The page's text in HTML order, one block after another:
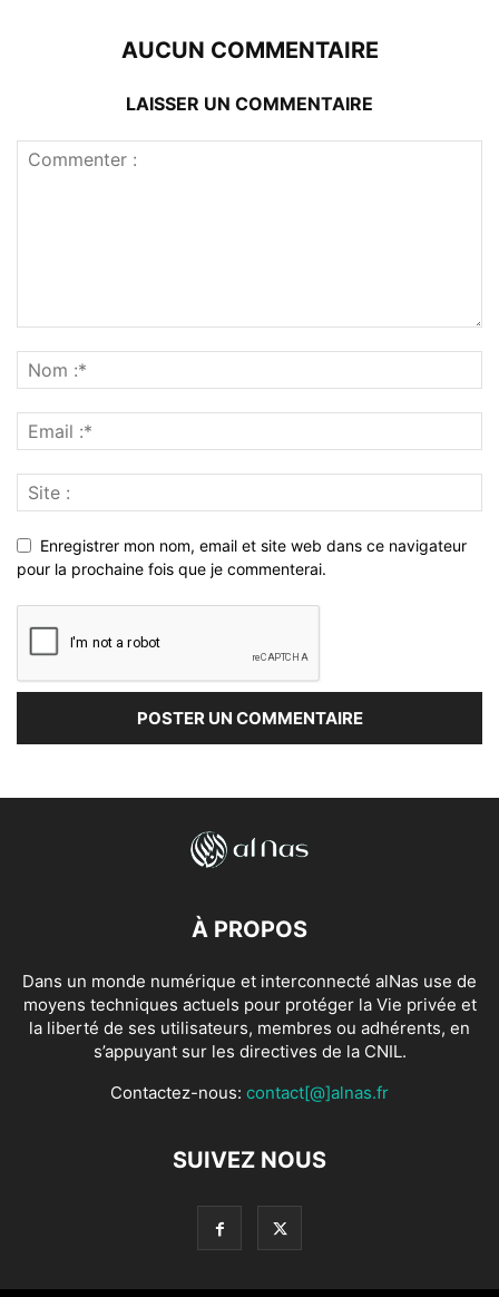
AUCUN COMMENTAIRE
LAISSER UN COMMENTAIRE
Enregistrer mon nom, email et site web dans ce navigateur
pour la prochaine fois que je commenterai.
À PROPOS
Dans un monde numérique et interconnecté alNas use de
moyens techniques actuels pour protéger la Vie privée et
la liberté de ses utilisateurs, membres ou adhérents, en
s’appuyant sur les directives de la CNIL.
Contactez-nous: contact[@]alnas.fr
SUIVEZ NOUS